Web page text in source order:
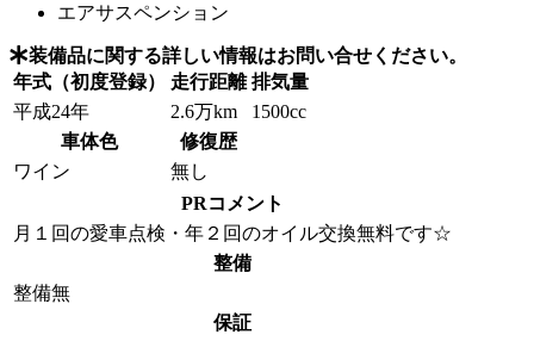
エアサスペンション
装備品に関する詳しい情報はお問い合せください。
年式（初度登録） 走行距離 排気量
平成24年
2.6万km
1500cc
車体色
修復歴
ワイン
無し
PRコメント
月１回の愛車点検・年２回のオイル交換無料です☆
整備
整備無
保証